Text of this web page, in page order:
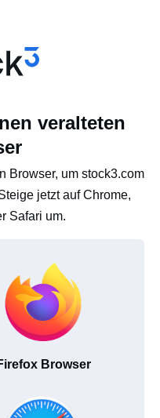
veralteten
Browser, um stock3.com
jetzt auf Chrome,
Safari um.
Browser